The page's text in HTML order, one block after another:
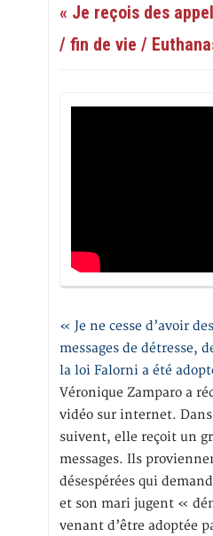
« Je reçois des
/ fin de vie /
« Je ne cesse d’avoir
messages de détresse,
la loi Falorni a été
Véronique Zamparo a
vidéo sur internet.
suivent, elle reçoit un
messages. Ils
désespérées qui
et son mari jugent «
venant d’être adoptée